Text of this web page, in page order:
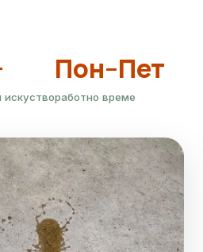
искуство
Пон–Пет
работно време